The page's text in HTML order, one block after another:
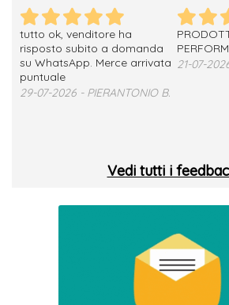
tutto ok, venditore ha
risposto subito a domanda
su WhatsApp. Merce arrivata
puntuale
29-07-2026 - PIERANTONIO B.
21-07-
Vedi tutti i